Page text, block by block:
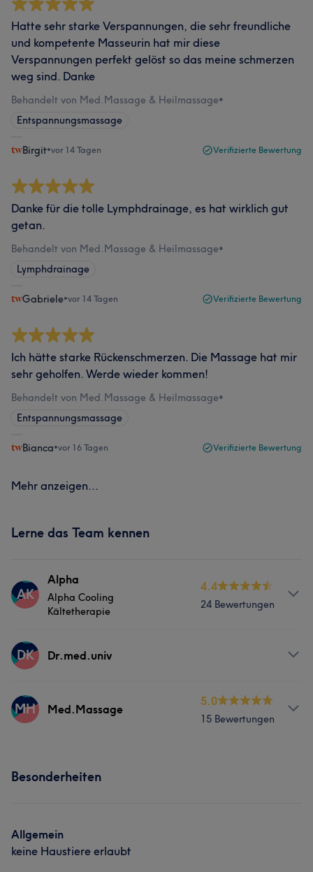
Hatte sehr starke Verspannungen, die sehr freundliche
und kompetente Masseurin hat mir diese
Verspannungen perfekt gelöst so das meine schmerzen
weg sind. Danke
Behandelt von Med.Massage & Heilmassage•
Entspannungsmassage
Birgit•vor 14 Tagen Verifizierte Bewertung
Danke für die tolle Lymphdrainage, es hat wirklich gut
getan.
Behandelt von Med.Massage & Heilmassage•
Lymphdrainage
Gabriele•vor 14 Tagen Verifizierte Bewertung
Ich hätte starke Rückenschmerzen. Die Massage hat mir
sehr geholfen. Werde wieder kommen!
Behandelt von Med.Massage & Heilmassage•
Entspannungsmassage
Bianca•vor 16 Tagen Verifizierte Bewertung
Mehr anzeigen...
Lerne das Team kennen
AK
Alpha
Alpha Cooling
Kältetherapie
4.4
24 Bewertungen
Services
DK Dr.med.univ
Services
MH Med.Massage
5.0
15 Bewertungen
Besonderheiten
Allgemein
keine Haustiere erlaubt